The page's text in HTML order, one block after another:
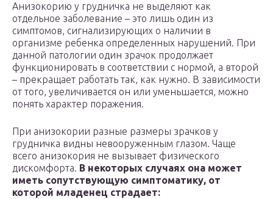
Анизокорию у грудничка не выделяют как
отдельное заболевание – это лишь один из
симптомов, сигнализирующих о наличии в
организме ребенка определенных нарушений. При
данной патологии один зрачок продолжает
функционировать в соответствии с нормой, а второй
– прекращает работать так, как нужно. В зависимости
от того, увеличивается он или уменьшается, можно
понять характер поражения.
При анизокории разные размеры зрачков у
грудничка видны невооруженным глазом. Чаще
всего анизокория не вызывает физического
дискомфорта. В некоторых случаях она может
иметь сопутствующую симптоматику, от
которой младенец страдает: